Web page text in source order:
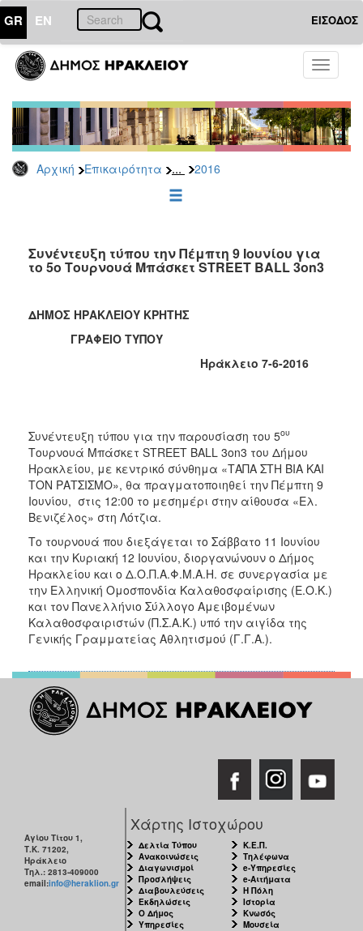
GR EN ΕΙΣΟΔΟΣ
Toggle
Αρχική Επικαιρότητα ... 2016
ΕΠΙΚΑΙΡΟΤΗΤΑ
Τύπου
Αρχείο
2026
2025
2022
2021
2019
2018
2013
2012
2011
2010
2006
ΔΗΜΟΤΗΣ
ΗΡΑΚΛΕΙΟ
Συνέντευξη τύπου την Πέμπτη 9 Ιουνίου για
το 5ο Τουρνουά Μπάσκετ STREET BALL 3on3
ΔΗΜΟΣ ΗΡΑΚΛΕΙΟΥ ΚΡΗΤΗΣ
ΓΡΑΦΕΙΟ ΤΥΠΟΥ
Ηράκλειο 7-6-2016
Συνέντευξη τύπου για την παρουσίαση του 5ου
Τουρνουά Μπάσκετ STREET BALL 3on3 του Δήμου
Ηρακλείου, με κεντρικό σύνθημα «ΤΑΠΑ ΣΤΗ ΒΙΑ ΚΑΙ
ΤΟΝ ΡΑΤΣΙΣΜΟ», θα πραγματοποιηθεί την Πέμπτη 9
Ιουνίου, στις 12:00 το μεσημέρι στην αίθουσα «Ελ.
Βενιζέλος» στη Λότζια.
Το τουρνουά που διεξάγεται το Σάββατο 11 Ιουνίου
και την Κυριακή 12 Ιουνίου, διοργανώνουν ο Δήμος
Ηρακλείου και ο Δ.Ο.Π.Α.Φ.Μ.Α.Η. σε συνεργασία με
την Ελληνική Ομοσπονδία Καλαθοσφαίρισης (Ε.Ο.Κ.)
και τον Πανελλήνιο Σύλλογο Αμειβομένων
Καλαθοσφαιριστών (Π.Σ.Α.Κ.) υπό την αιγίδα της
Γενικής Γραμματείας Αθλητισμού (Γ.Γ.Α.).
Αγίου Τίτου 1,
Τ.Κ. 71202,
Ηράκλειο
Τηλ.: 2813-409000
email:info@heraklion.gr
Χάρτης Ιστοχώρου
Δελτία Τύπου
Ανακοινώσεις
Διαγωνισμοί
Προσλήψεις
Διαβουλεύσεις
Εκδηλώσεις
Ο Δήμος
Υπηρεσίες
Κ.Ε.Π.
Τηλέφωνα
e-Υπηρεσίες
e-Αιτήματα
Η Πόλη
Ιστορία
Κνωσός
Μουσεία